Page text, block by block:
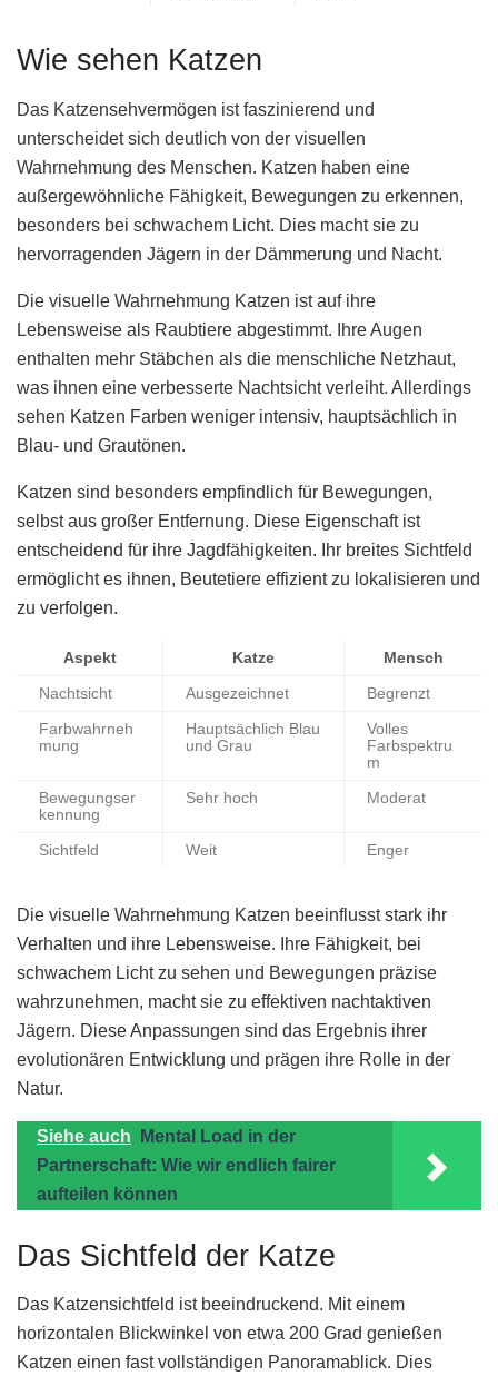
Wie sehen Katzen
Das Katzensehvermögen ist faszinierend und
unterscheidet sich deutlich von der visuellen
Wahrnehmung des Menschen. Katzen haben eine
außergewöhnliche Fähigkeit, Bewegungen zu erkennen,
besonders bei schwachem Licht. Dies macht sie zu
hervorragenden Jägern in der Dämmerung und Nacht.
Die visuelle Wahrnehmung Katzen ist auf ihre
Lebensweise als Raubtiere abgestimmt. Ihre Augen
enthalten mehr Stäbchen als die menschliche Netzhaut,
was ihnen eine verbesserte Nachtsicht verleiht. Allerdings
sehen Katzen Farben weniger intensiv, hauptsächlich in
Blau- und Grautönen.
Katzen sind besonders empfindlich für Bewegungen,
selbst aus großer Entfernung. Diese Eigenschaft ist
entscheidend für ihre Jagdfähigkeiten. Ihr breites Sichtfeld
ermöglicht es ihnen, Beutetiere effizient zu lokalisieren und
zu verfolgen.
Aspekt Katze Mensch
Nachtsicht Ausgezeichnet Begrenzt
Farbwahrneh
mung
Hauptsächlich Blau
und Grau
Volles
Farbspektru
m
Bewegungser
kennung
Sehr hoch Moderat
Sichtfeld Weit Enger
Die visuelle Wahrnehmung Katzen beeinflusst stark ihr
Verhalten und ihre Lebensweise. Ihre Fähigkeit, bei
schwachem Licht zu sehen und Bewegungen präzise
wahrzunehmen, macht sie zu effektiven nachtaktiven
Jägern. Diese Anpassungen sind das Ergebnis ihrer
evolutionären Entwicklung und prägen ihre Rolle in der
Natur.
Siehe auch
Mental Load in der
Partnerschaft: Wie wir endlich fairer
aufteilen können
Das Sichtfeld der Katze
Das Katzensichtfeld ist beeindruckend. Mit einem
horizontalen Blickwinkel von etwa 200 Grad genießen
Katzen einen fast vollständigen Panoramablick. Dies